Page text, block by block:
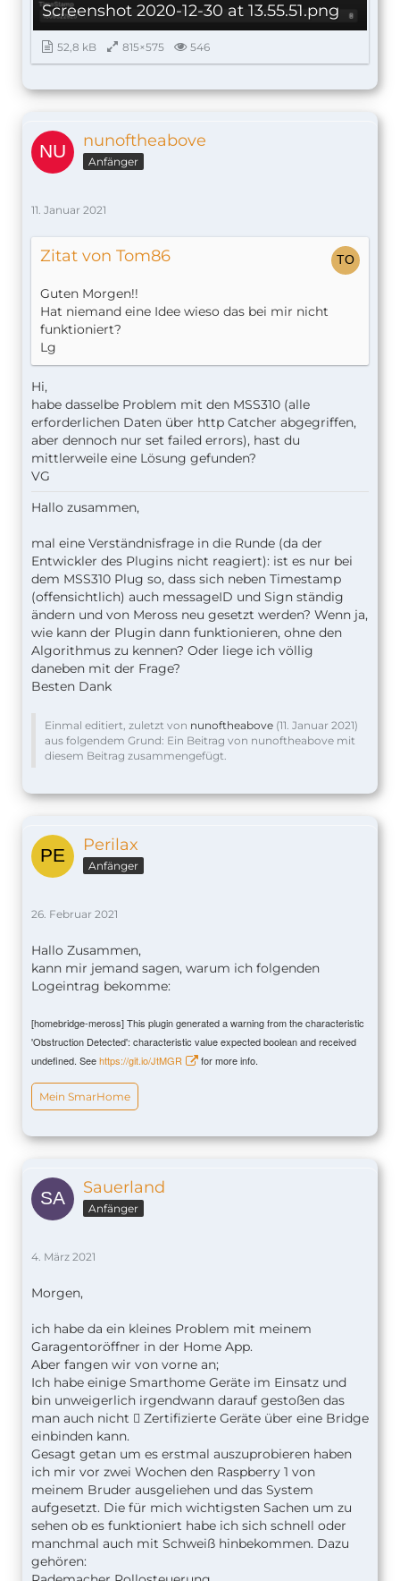
Screenshot 2020-12-30 at 13.55.51.png
52,8 kB 815×575 546
nunoftheabove
Anfänger
11. Januar 2021
Zitat von Tom86
Guten Morgen!!
Hat niemand eine Idee wieso das bei mir nicht
funktioniert?
Lg
Hi,
habe dasselbe Problem mit den MSS310 (alle
erforderlichen Daten über http Catcher abgegriffen,
aber dennoch nur set failed errors), hast du
mittlerweile eine Lösung gefunden?
VG
Hallo zusammen,
mal eine Verständnisfrage in die Runde (da der
Entwickler des Plugins nicht reagiert): ist es nur bei
dem MSS310 Plug so, dass sich neben Timestamp
(offensichtlich) auch messageID und Sign ständig
ändern und von Meross neu gesetzt werden? Wenn ja,
wie kann der Plugin dann funktionieren, ohne den
Algorithmus zu kennen? Oder liege ich völlig
daneben mit der Frage?
Besten Dank
Einmal editiert, zuletzt von nunoftheabove (11. Januar 2021)
aus folgendem Grund: Ein Beitrag von nunoftheabove mit
diesem Beitrag zusammengefügt.
Perilax
Anfänger
26. Februar 2021
Hallo Zusammen,
kann mir jemand sagen, warum ich folgenden
Logeintrag bekomme:
[homebridge-meross] This plugin generated a warning from the characteristic
'Obstruction Detected': characteristic value expected boolean and received
undefined. Seehttps://git.io/JtMGR for more info.
Mein SmarHome
Sauerland
Anfänger
4. März 2021
Morgen,
ich habe da ein kleines Problem mit meinem
Garagentoröffner in der Home App.
Aber fangen wir von vorne an;
Ich habe einige Smarthome Geräte im Einsatz und
bin unweigerlich irgendwann darauf gestoßen das
man auch nicht  Zertifizierte Geräte über eine Bridge
einbinden kann.
Gesagt getan um es erstmal auszuprobieren haben
ich mir vor zwei Wochen den Raspberry 1 von
meinem Bruder ausgeliehen und das System
aufgesetzt. Die für mich wichtigsten Sachen um zu
sehen ob es funktioniert habe ich sich schnell oder
manchmal auch mit Schweiß hinbekommen. Dazu
gehören: